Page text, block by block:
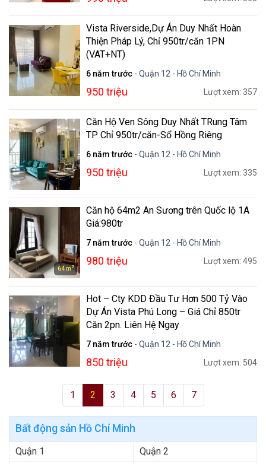
Vista Riverside,Dự Án Duy Nhất Hoàn
Thiện Pháp Lý, Chỉ 950tr/căn 1PN
(VAT+NT)
6 năm trước - Quận 12 - Hồ Chí Minh
950 triệu Lượt xem: 357
Căn Hộ Ven Sông Duy Nhất TRung Tâm
TP Chỉ 950tr/căn-Sổ Hồng Riêng
6 năm trước - Quận 12 - Hồ Chí Minh
950 triệu Lượt xem: 335
64 m2
Căn hộ 64m2 An Sương trên Quốc lộ 1A
Giá:980tr
7 năm trước - Quận 12 - Hồ Chí Minh
980 triệu Lượt xem: 495
Hot – Cty KDD Đầu Tư Hơn 500 Tỷ Vào
Dự Án Vista Phú Long – Giá Chỉ 850tr
Căn 2pn. Liên Hệ Ngay
7 năm trước - Quận 12 - Hồ Chí Minh
850 triệu Lượt xem: 504
1 2 3 4 5 6 7
Bất động sản Hồ Chí Minh
Quận 1 Quận 2